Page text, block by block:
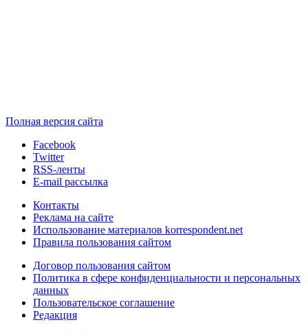
Полная версия сайта
Facebook
Twitter
RSS-ленты
E-mail рассылка
Контакты
Реклама на сайте
Использование материалов korrespondent.net
Правила пользования сайтом
Договор пользования сайтом
Политика в сфере конфиденциальности и персональных
данных
Пользовательское соглашение
Редакция